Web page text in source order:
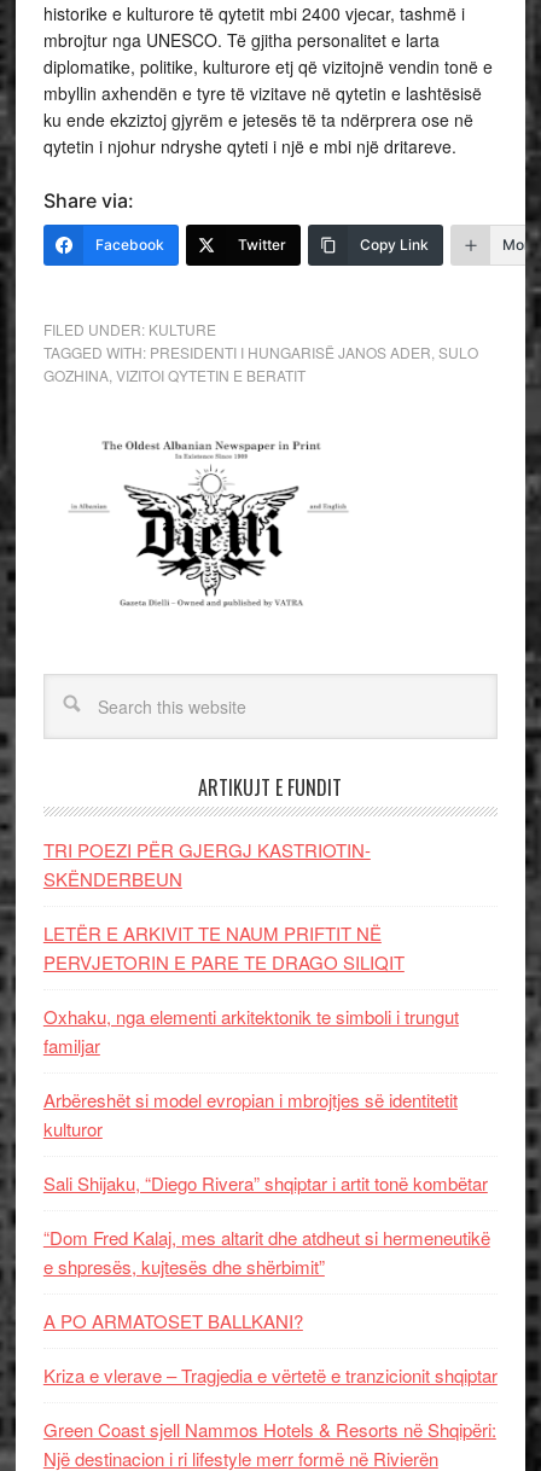
historike e kulturore të qytetit mbi 2400 vjecar, tashmë i
mbrojtur nga UNESCO. Të gjitha personalitet e larta
diplomatike, politike, kulturore etj që vizitojnë vendin tonë e
mbyllin axhendën e tyre të vizitave në qytetin e lashtësisë
ku ende ekziztoj gjyrëm e jetesës të ta ndërprera ose në
qytetin i njohur ndryshe qyteti i një e mbi një dritareve.
Share via:
Facebook Twitter Copy Link More
FILED UNDER: KULTURE
TAGGED WITH: PRESIDENTI I HUNGARISË JANOS ADER SULO
GOZHINA, VIZITOI QYTETIN E BERATIT
ARTIKUJT E FUNDIT
TRI POEZI PËR GJERGJ KASTRIOTIN-
SKËNDERBEUN
LETËR E ARKIVIT TE NAUM PRIFTIT NË
PERVJETORIN E PARE TE DRAGO SILIQIT
Oxhaku, nga elementi arkitektonik te simboli i trungut
familjar
Arbëreshët si model evropian i mbrojtjes së identitetit
kulturor
Sali Shijaku, “Diego Rivera” shqiptar i artit tonë kombëtar
“Dom Fred Kalaj, mes altarit dhe atdheut si hermeneutikë
e shpresës, kujtesës dhe shërbimit”
A PO ARMATOSET BALLKANI?
Kriza e vlerave – Tragjedia e vërtetë e tranzicionit shqiptar
Green Coast sjell Nammos Hotels & Resorts në Shqipëri:
Një destinacion i ri lifestyle merr formë në Rivierën